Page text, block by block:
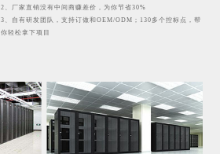
2、厂家直销没有中间商赚差价，为你节省30%
3、自有研发团队，支持订做和OEM/ODM；130多个控标点，帮
你轻松拿下项目